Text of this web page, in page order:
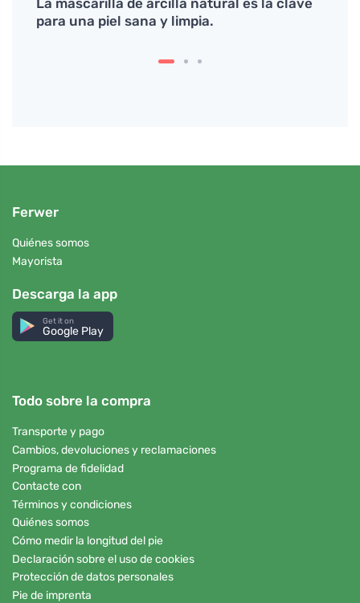
para una piel sana y limpia.
Ferwer
Quiénes somos
Mayorista
Descarga la app
Get it on
Google Play
Todo sobre la compra
Transporte y pago
Cambios, devoluciones y reclamaciones
Programa de fidelidad
Contacte con
Términos y condiciones
Quiénes somos
Cómo medir la longitud del pie
Declaración sobre el uso de cookies
Protección de datos personales
Pie de imprenta